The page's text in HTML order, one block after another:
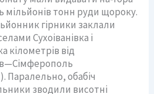
тонн руди щороку.
гірники заклали
Сухоіванівка і
кілометрів від
Паралельно, обабіч
зводили висотні